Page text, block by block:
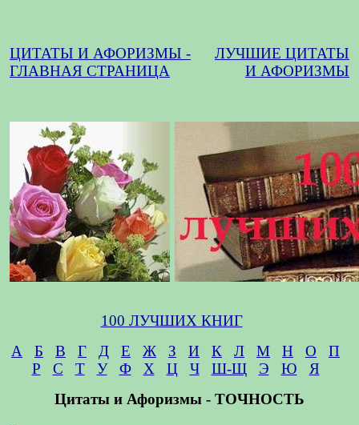
ЦИТАТЫ И АФОРИЗМЫ -
ГЛАВНАЯ СТРАНИЦА
ЛУЧШИЕ ЦИТАТЫ
И АФОРИЗМЫ
100 ЛУЧШИХ КНИГ
А
Б В Г Д Е Ж З И К Л М Н О
П
Р
С Т У Ф Х Ц Ч Ш-Щ Э Ю
Я
Цитаты и Афоризмы - ТОЧНОСТЬ